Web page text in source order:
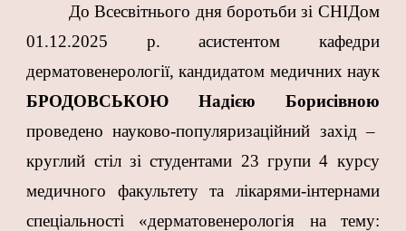
До Всесвітнього дня боротьби зі СНІДом
01.12.2025 р. асистентом кафедри
дерматовенерології, кандидатом медичних наук
БРОДОВСЬКОЮ Надією Борисівною
проведено науково-популяризаційний захід –
круглий стіл зі студентами 23 групи 4 курсу
медичного факультету та лікарями-інтернами
спеціальності «дерматовенерологія на тему: